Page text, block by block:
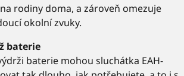
rodiny doma, a zároveň omezuje
okolní zvuky.
baterie
baterie mohou sluchátka EAH-